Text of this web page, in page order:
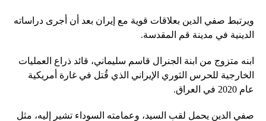
ويرتبط صفي الدين بعلاقات قوية مع إيران بعد أن أجرى دراساته
الدينية في مدينة قم المقدسة.
ابنه متزوج من ابنة الجنرال قاسم سليماني، قائد ذراع العمليات
الخارجية للحرس الثوري الإيراني الذي قُتل في غارة أمريكية
عام 2020 في العراق.
صفي الدين يحمل لقب السيد، وعمامته السوداء تشير إليه، مثل